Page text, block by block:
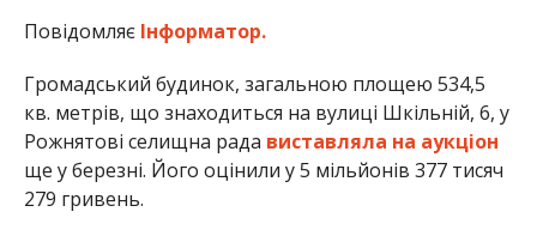
Повідомляє Інформатор.
Громадський будинок, загальною площею 534,5
кв. метрів, що знаходиться на вулиці Шкільній, 6, у
Рожнятові селищна рада виставляла на аукціон
ще у березні. Його оцінили у 5 мільйонів 377 тисяч
279 гривень.